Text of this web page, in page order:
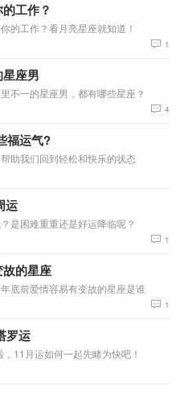
工作？
的工作？看月亮星座就知道！
1
座男
不一的星座男，都有哪些星座？
4
福运气?
助我们回到轻松和快乐的状态
运
是困难重重还是好运降临呢？
1
的星座
底前爱情容易有变故的星座是谁
1
罗运
11月运如何一起先睹为快吧！